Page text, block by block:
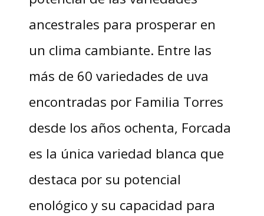
ancestrales para prosperar en
un clima cambiante. Entre las
más de 60 variedades de uva
encontradas por Familia Torres
desde los años ochenta, Forcada
es la única variedad blanca que
destaca por su potencial
enológico y su capacidad para